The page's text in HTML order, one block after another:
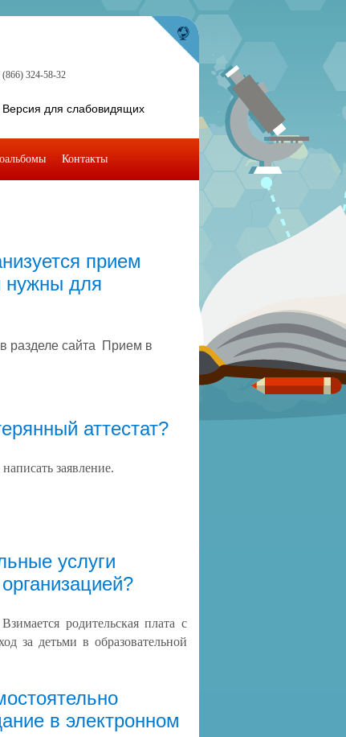
прием
нужны для
разделе сайта Прием в
аттестат?
заявление.
услуги
родительская плата с
за детьми в образовательной
в электронном
(866) 324-58-32
Версия для слабовидящих
Контакты